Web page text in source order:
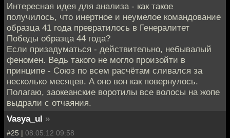
Интересная идея для анализа - как такое
получилось, что инертное и неумелое командование
образца 41 года превратилось в Генералитет
Победы образца 44 года?
Если призадуматься - действительно, небывалый
феномен. Ведь такого не могло произойти в
принципе - Союз по всем расчётам сливался за
несколько месяцев. А оно вон как повернулось.
Полагаю, заокеанские воротилы все волосы на жопе
выдрали с отчаяния.
Vasya_ul »
#25 | 08.05.12 09:58